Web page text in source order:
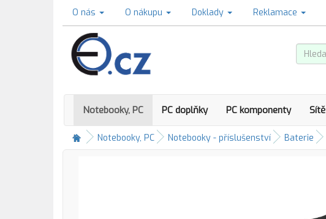
O nás O nákupu Doklady Reklamace
Notebooky, PC PC doplňky PC komponenty Sítě
Notebooky, PC Notebooky - příslušenství Baterie